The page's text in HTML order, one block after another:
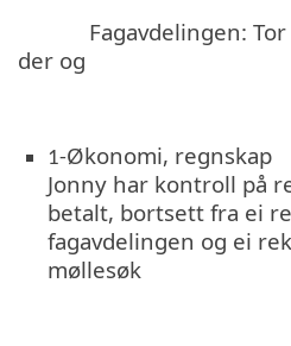
Fagavdelingen:
der og
1-Økonomi, regnskap
Jonny har kontroll på
betalt, bortsett fra ei
fagavdelingen og ei
møllesøk